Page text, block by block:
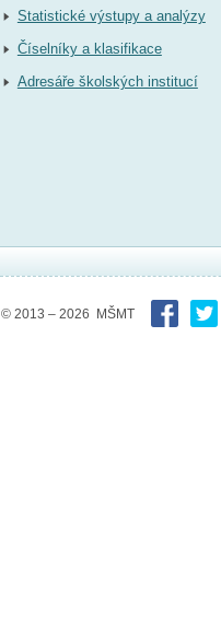
Statistické výstupy a analýzy
Číselníky a klasifikace
Adresáře školských institucí
© 2013 – 2026 MŠMT